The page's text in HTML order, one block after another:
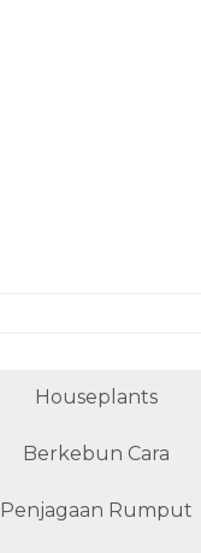
Houseplants
Berkebun Cara
Penjagaan Rumput